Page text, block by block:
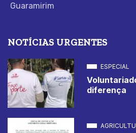
Guaramirim
NOTÍCIAS URGENTES
ESPECIAL
diferença